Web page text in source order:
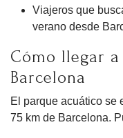
Viajeros que
verano desde
Cómo llegar a
Barcelona
El parque acuático se
75 km de Barcelona.